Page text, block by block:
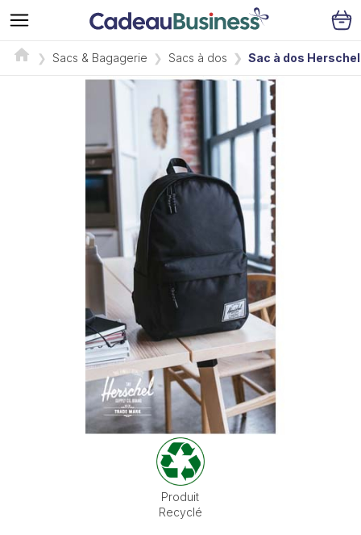
Sacs & Bagagerie Sacs à dos Sac à dos
Produit
Recyclé